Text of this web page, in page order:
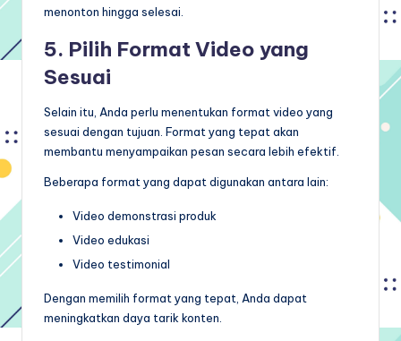
menonton hingga selesai.
5. Pilih Format Video yang
Sesuai
Selain itu, Anda perlu menentukan format video yang
sesuai dengan tujuan. Format yang tepat akan
membantu menyampaikan pesan secara lebih efektif.
Beberapa format yang dapat digunakan antara lain:
Video demonstrasi produk
Video edukasi
Video testimonial
Dengan memilih format yang tepat, Anda dapat
meningkatkan daya tarik konten.